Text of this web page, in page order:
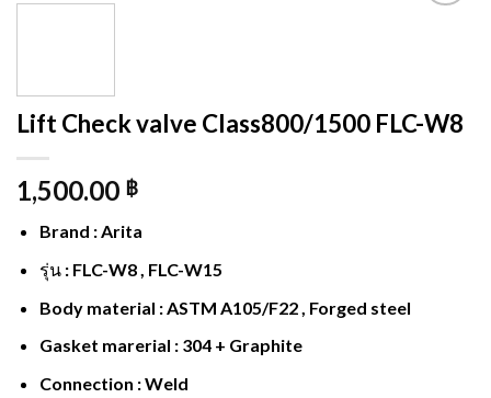
Lift Check valve Class800/1500 FLC-W8
1,500.00 ฿
Brand : Arita
รุ่น : FLC-W8 , FLC-W15
Body material : ASTM A105/F22 , Forged steel
Gasket marerial : 304 + Graphite
Connection : Weld